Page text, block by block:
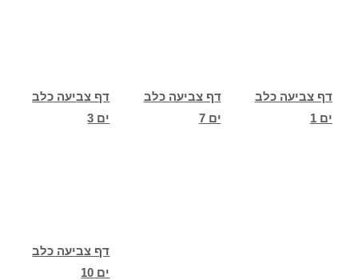
דף צביעה כלב
ים 3
דף צביעה כלב
ים 7
דף צביעה כלב
ים 1
דף צביעה כלב
ים 10